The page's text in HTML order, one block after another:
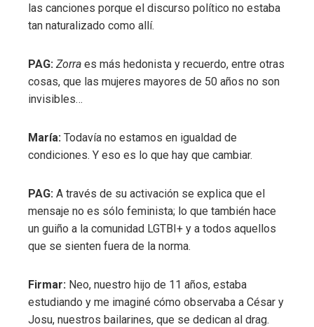
las canciones porque el discurso político no estaba
tan naturalizado como allí.
PAG: Zorra es más hedonista y recuerdo, entre otras
cosas, que las mujeres mayores de 50 años no son
invisibles…
María: Todavía no estamos en igualdad de
condiciones. Y eso es lo que hay que cambiar.
PAG: A través de su activación se explica que el
mensaje no es sólo feminista; lo que también hace
un guiño a la comunidad LGTBI+ y a todos aquellos
que se sienten fuera de la norma.
Firmar: Neo, nuestro hijo de 11 años, estaba
estudiando y me imaginé cómo observaba a César y
Josu, nuestros bailarines, que se dedican al drag.